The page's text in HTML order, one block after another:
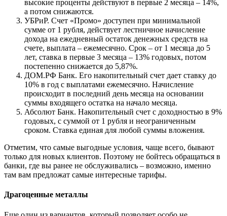
высокие проценты действуют в первые 2 месяца – 14%,
а потом снижаются.
УБРиР. Счет «Промо» доступен при минимальной
сумме от 1 рубля, действует лестничное начисление
дохода на ежедневный остаток денежных средств на
счете, выплата – ежемесячно. Срок – от 1 месяца до 5
лет, ставка в первые 3 месяца – 13% годовых, потом
постепенно снижается до 5,87%.
ДОМ.РФ Банк. Его накопительный счет дает ставку до
10% в год с выплатами ежемесячно. Начисление
происходит в последний день месяца на основании
суммы входящего остатка на начало месяца.
Абсолют Банк. Накопительный счет с доходностью в 9%
годовых, с суммой от 1 рубля и неограниченным
сроком. Ставка единая для любой суммы вложения.
Отметим, что самые выгодные условия, чаще всего, бывают
только для новых клиентов. Поэтому не бойтесь обращаться в
банки, где вы ранее не обслуживались – возможно, именно
там вам предложат самые интересные тарифы.
Драгоценные металлы